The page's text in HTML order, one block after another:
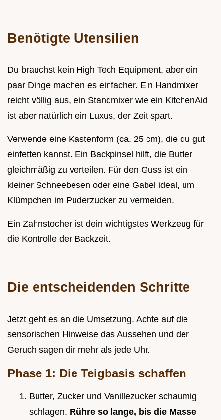
Benötigte Utensilien
Du brauchst kein High Tech Equipment, aber ein
paar Dinge machen es einfacher. Ein Handmixer
reicht völlig aus, ein Standmixer wie ein KitchenAid
ist aber natürlich ein Luxus, der Zeit spart.
Verwende eine Kastenform (ca. 25 cm), die du gut
einfetten kannst. Ein Backpinsel hilft, die Butter
gleichmäßig zu verteilen. Für den Guss ist ein
kleiner Schneebesen oder eine Gabel ideal, um
Klümpchen im Puderzucker zu vermeiden.
Ein Zahnstocher ist dein wichtigstes Werkzeug für
die Kontrolle der Backzeit.
Die entscheidenden Schritte
Jetzt geht es an die Umsetzung. Achte auf die
sensorischen Hinweise das Aussehen und der
Geruch sagen dir mehr als jede Uhr.
Phase 1: Die Teigbasis schaffen
Butter, Zucker und Vanillezucker schaumig
schlagen. Rühre so lange, bis die Masse